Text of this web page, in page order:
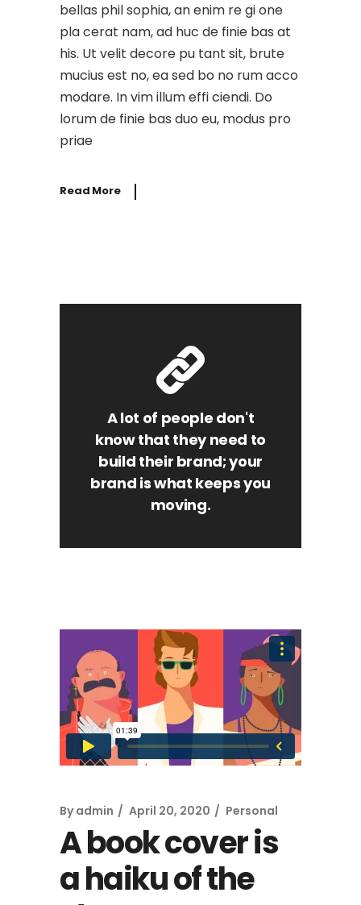
bellas phil sophia, an enim re gi one
pla cerat nam, ad huc de finie bas at
his. Ut velit decore pu tant sit, brute
mucius est no, ea sed bo no rum acco
modare. In vim illum effi ciendi. Do
lorum de finie bas duo eu, modus pro
priae
Read More
A lot of people don't
know that they need to
build their brand; your
brand is what keeps you
moving.
By admin April 20, 2020 Personal
A book cover is
a haiku of the